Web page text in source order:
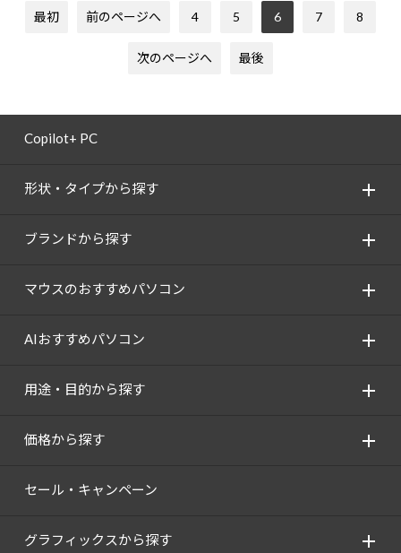
最初 前のページへ 4 5 6 7 8
次のページへ 最後
Copilot+ PC
形状・タイプから探す
ブランドから探す
マウスのおすすめパソコン
AIおすすめパソコン
用途・目的から探す
価格から探す
セール・キャンペーン
グラフィックスから探す